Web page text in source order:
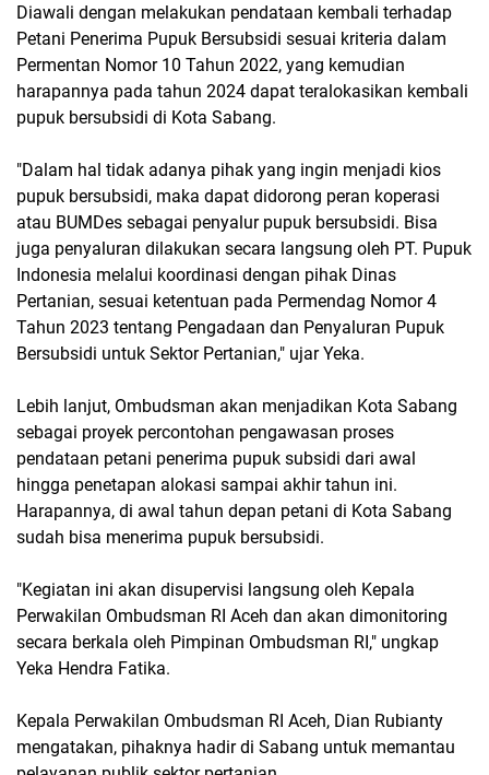
Diawali dengan melakukan pendataan kembali terhadap
Petani Penerima Pupuk Bersubsidi sesuai kriteria dalam
Permentan Nomor 10 Tahun 2022, yang kemudian
harapannya pada tahun 2024 dapat teralokasikan kembali
pupuk bersubsidi di Kota Sabang.
"Dalam hal tidak adanya pihak yang ingin menjadi kios
pupuk bersubsidi, maka dapat didorong peran koperasi
atau BUMDes sebagai penyalur pupuk bersubsidi. Bisa
juga penyaluran dilakukan secara langsung oleh PT. Pupuk
Indonesia melalui koordinasi dengan pihak Dinas
Pertanian, sesuai ketentuan pada Permendag Nomor 4
Tahun 2023 tentang Pengadaan dan Penyaluran Pupuk
Bersubsidi untuk Sektor Pertanian," ujar Yeka.
Lebih lanjut, Ombudsman akan menjadikan Kota Sabang
sebagai proyek percontohan pengawasan proses
pendataan petani penerima pupuk subsidi dari awal
hingga penetapan alokasi sampai akhir tahun ini.
Harapannya, di awal tahun depan petani di Kota Sabang
sudah bisa menerima pupuk bersubsidi.
"Kegiatan ini akan disupervisi langsung oleh Kepala
Perwakilan Ombudsman RI Aceh dan akan dimonitoring
secara berkala oleh Pimpinan Ombudsman RI," ungkap
Yeka Hendra Fatika.
Kepala Perwakilan Ombudsman RI Aceh, Dian Rubianty
mengatakan, pihaknya hadir di Sabang untuk memantau